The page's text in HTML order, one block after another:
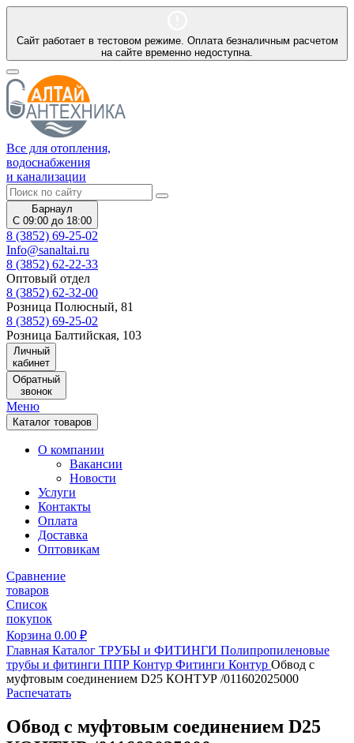
Сайт работает в тестовом режиме. Оплата безналичным расчетом
на сайте временно недоступна.
Все для отопления,
водоснабжения
и канализации
Барнаул
С 09:00 до 18:00
8 (3852) 69-25-02
Info@sanaltai.ru
8 (3852) 62-22-33
Оптовый отдел
8 (3852) 62-32-00
Розница Полюсный, 81
8 (3852) 69-25-02
Розница Балтийская, 103
Личный
кабинет
Обратный
звонок
Меню
Каталог товаров
О компании
Вакансии
Новости
Услуги
Контакты
Оплата
Доставка
Оптовикам
Сравнение
товаров
Список
покупок
Корзина 0.00 ₽
Главная Каталог ТРУБЫ и ФИТИНГИ Полипропиленовые
трубы и фитинги ППР Контур Фитинги Контур Обвод с
муфтовым соединением D25 КОНТУР /011602025000
Распечатать
Обвод с муфтовым соединением D25